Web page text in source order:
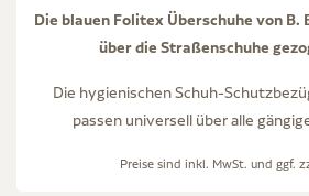
Die blauen Folitex Überschuhe von B.
über die Straßenschuhe
Die hygienischen Schuh-
passen universell über alle
Preise sind inkl. MwSt. und ggf.